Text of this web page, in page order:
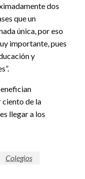
dos
que un
única, por eso
importante, pues
y
ciento de la
llegar a los
Colegios